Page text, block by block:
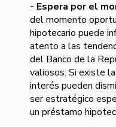
- Espera por el
del momento
hipotecario puede
atento a las
del Banco de la
valiosos. Si existe
interés pueden
ser estratégico
un préstamo